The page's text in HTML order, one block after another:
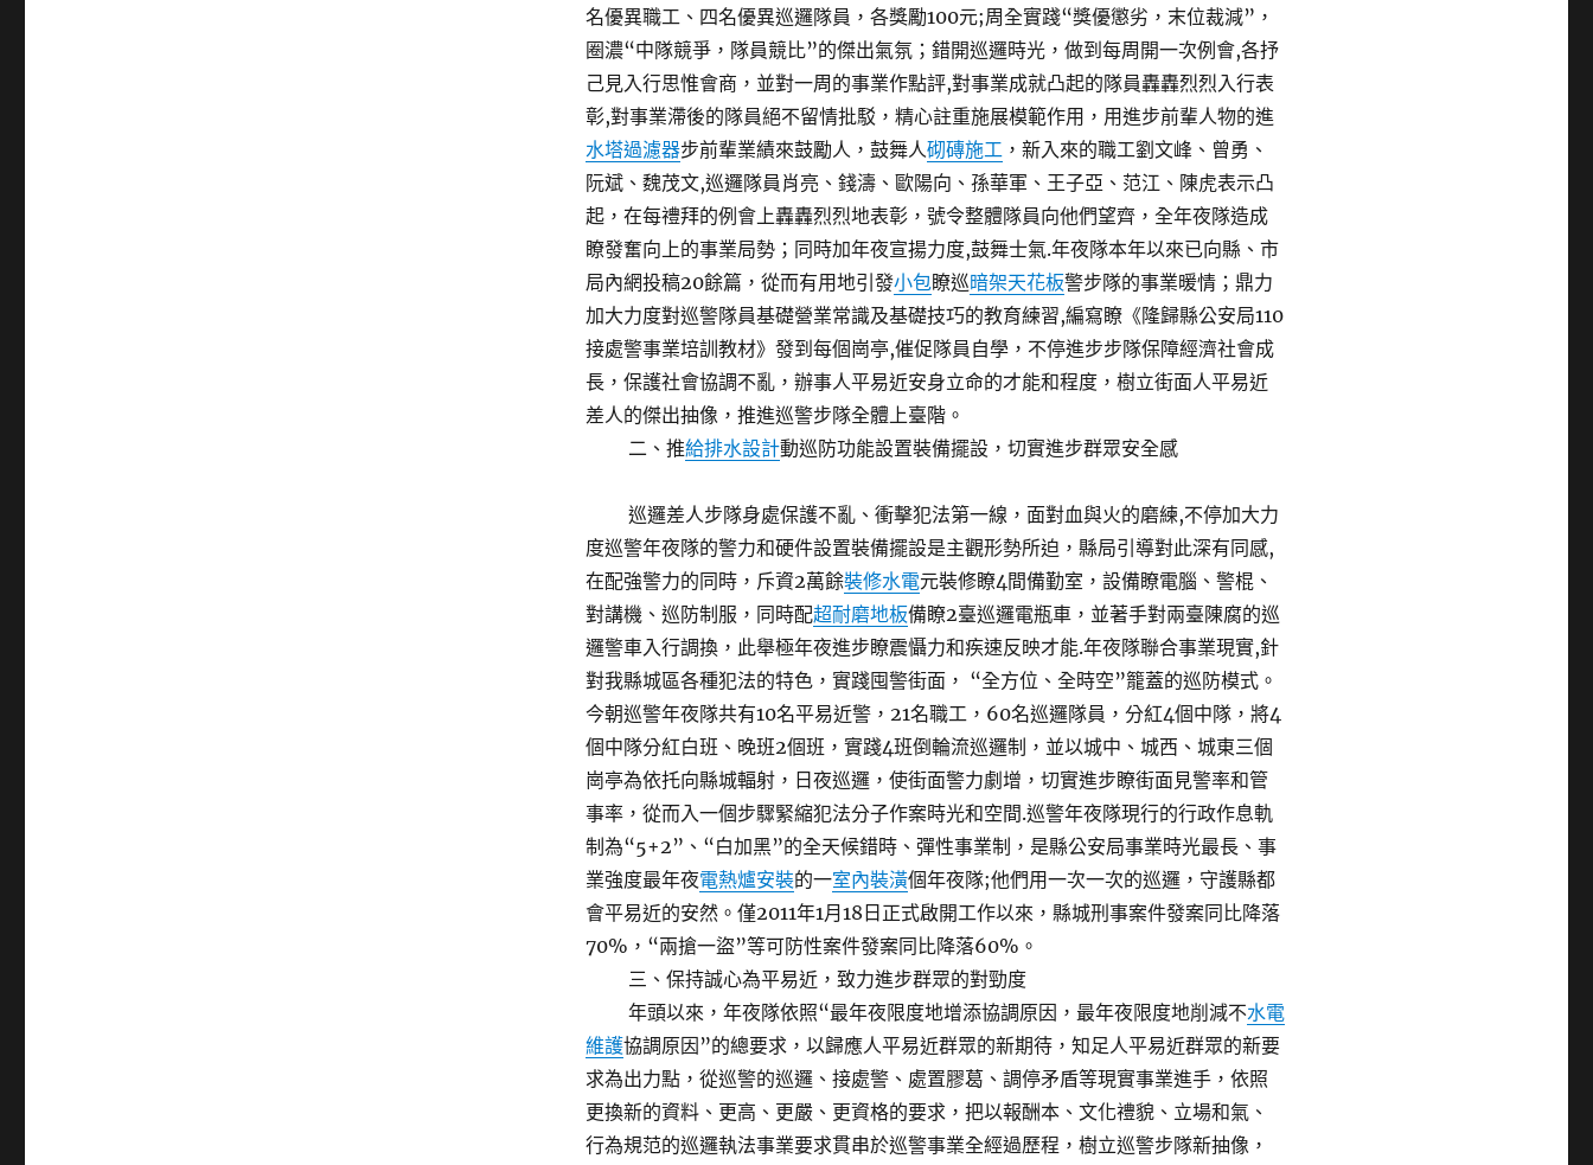
名優異職工、四名優異巡邏隊員，各獎勵100元;周全實踐“獎優懲劣，末位裁減”，
圈濃“中隊競爭，隊員競比”的傑出氣氛；錯開巡邏時光，做到每周開一次例會,各抒
己見入行思惟會商，並對一周的事業作點評,對事業成就凸起的隊員轟轟烈烈入行表
彰,對事業滯後的隊員絕不留情批駁，精心註重施展模範作用，用進步前輩人物的進
水塔過濾器步前輩業績來鼓勵人，鼓舞人砌磚施工 ，新入來的職工劉文峰、曾勇、
阮斌、魏茂文,巡邏隊員肖亮、錢濤、歐陽向、孫華軍、王子亞、范江、陳虎表示凸
起，在每禮拜的例會上轟轟烈烈地表彰，號令整體隊員向他們望齊，全年夜隊造成
瞭發奮向上的事業局勢；同時加年夜宣揚力度,鼓舞士氣.年夜隊本年以來已向縣、市
局內網投稿20餘篇，從而有用地引發小包瞭巡暗架天花板警步隊的事業暖情；鼎力
加大力度對巡警隊員基礎營業常識及基礎技巧的教育練習,編寫瞭《隆歸縣公安局110
接處警事業培訓教材》發到每個崗亭,催促隊員自學，不停進步步隊保障經濟社會成
長，保護社會協調不亂，辦事人平易近安身立命的才能和程度，樹立街面人平易近
差人的傑出抽像，推進巡警步隊全體上臺階。
二、推給排水設計動巡防功能設置裝備擺設，切實進步群眾安全感
巡邏差人步隊身處保護不亂、衝擊犯法第一線，面對血與火的磨練,不停加大力
度巡警年夜隊的警力和硬件設置裝備擺設是主觀形勢所迫，縣局引導對此深有同感,
在配強警力的同時，斥資2萬餘裝修水電元裝修瞭4間備勤室，設備瞭電腦、警棍、
對講機、巡防制服，同時配超耐磨地板備瞭2臺巡邏電瓶車，並著手對兩臺陳腐的巡
邏警車入行調換，此舉極年夜進步瞭震懾力和疾速反映才能.年夜隊聯合事業現實,針
對我縣城區各種犯法的特色，實踐囤警街面， “全方位、全時空”籠蓋的巡防模式。
今朝巡警年夜隊共有10名平易近警，21名職工，60名巡邏隊員，分紅4個中隊，將4
個中隊分紅白班、晚班2個班，實踐4班倒輪流巡邏制，並以城中、城西、城東三個
崗亭為依托向縣城輻射，日夜巡邏，使街面警力劇增，切實進步瞭街面見警率和管
事率，從而入一個步驟緊縮犯法分子作案時光和空間.巡警年夜隊現行的行政作息軌
制為“5+2”、“白加黑”的全天候錯時、彈性事業制，是縣公安局事業時光最長、事
業強度最年夜電熱爐安裝的一室內裝潢個年夜隊;他們用一次一次的巡邏，守護縣都
會平易近的安然。僅2011年1月18日正式啟開工作以來，縣城刑事案件發案同比降落
70%，“兩搶一盜”等可防性案件發案同比降落60%。
三、保持誠心為平易近，致力進步群眾的對勁度
年頭以來，年夜隊依照“最年夜限度地增添協調原因，最年夜限度地削減不水電
維護協調原因”的總要求，以歸應人平易近群眾的新期待，知足人平易近群眾的新要
求為出力點，從巡警的巡邏、接處警、處置膠葛、調停矛盾等現實事業進手，依照
更換新的資料、更高、更嚴、更資格的要求，把以報酬本、文化禮貌、立場和氣、
行為規范的巡邏執法事業要求貫串於巡警事業全經過歷程，樹立巡警步隊新抽像，